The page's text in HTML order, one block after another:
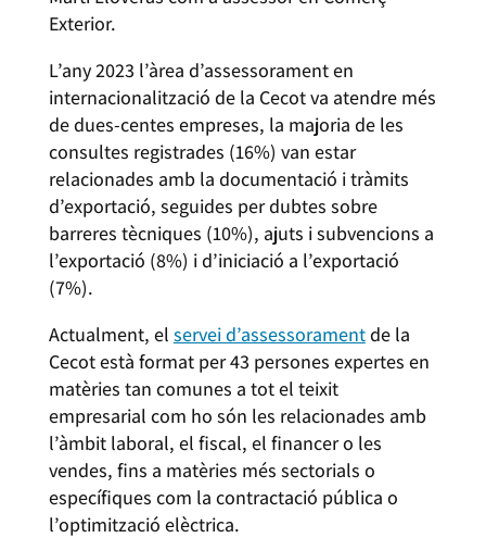
Exterior.
L’any 2023 l’àrea d’assessorament en
internacionalització de la Cecot va atendre més
de dues-centes empreses, la majoria de les
consultes registrades (16%) van estar
relacionades amb la documentació i tràmits
d’exportació, seguides per dubtes sobre
barreres tècniques (10%), ajuts i subvencions a
l’exportació (8%) i d’iniciació a l’exportació
(7%).
Actualment, el servei d’assessoramentde la
Cecot està format per 43 persones expertes en
matèries tan comunes a tot el teixit
empresarial com ho són les relacionades amb
l’àmbit laboral, el fiscal, el financer o les
vendes, fins a matèries més sectorials o
específiques com la contractació pública o
l’optimització elèctrica.